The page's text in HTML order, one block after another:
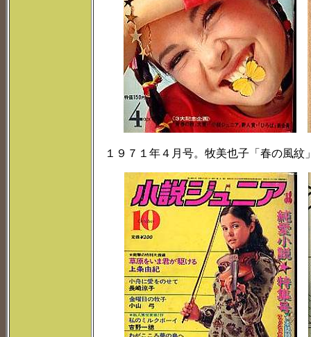
１９７１年４月号。牧美也子「春の風紋